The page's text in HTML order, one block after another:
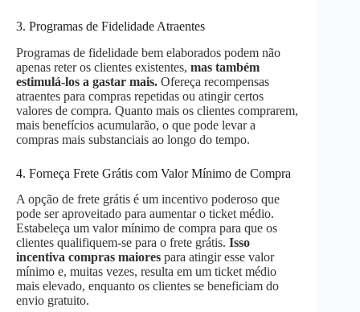
3. Programas de Fidelidade Atraentes
Programas de fidelidade bem elaborados podem não
apenas reter os clientes existentes, mas também
estimulá-los a gastar mais. Ofereça recompensas
atraentes para compras repetidas ou atingir certos
valores de compra. Quanto mais os clientes comprarem,
mais benefícios acumularão, o que pode levar a
compras mais substanciais ao longo do tempo.
4. Forneça Frete Grátis com Valor Mínimo de Compra
A opção de frete grátis é um incentivo poderoso que
pode ser aproveitado para aumentar o ticket médio.
Estabeleça um valor mínimo de compra para que os
clientes qualifiquem-se para o frete grátis. Isso
incentiva compras maiores para atingir esse valor
mínimo e, muitas vezes, resulta em um ticket médio
mais elevado, enquanto os clientes se beneficiam do
envio gratuito.